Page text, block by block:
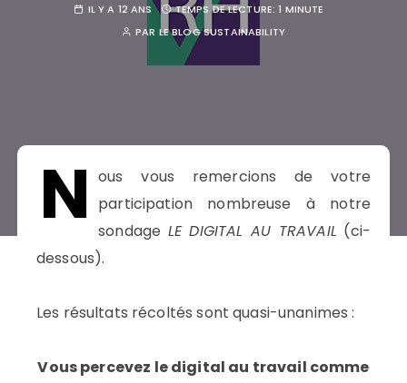
IL Y A 12 ANS TEMPS DE LECTURE:1 MINUTE
PAR LE BLOG SUSTAINABILITY
N ous vous remercions de votre
participation nombreuse à notre
sondage LE DIGITAL AU TRAVAIL (ci-
dessous).
Les résultats récoltés sont quasi-unanimes :
Vous percevez le digital au travail comme